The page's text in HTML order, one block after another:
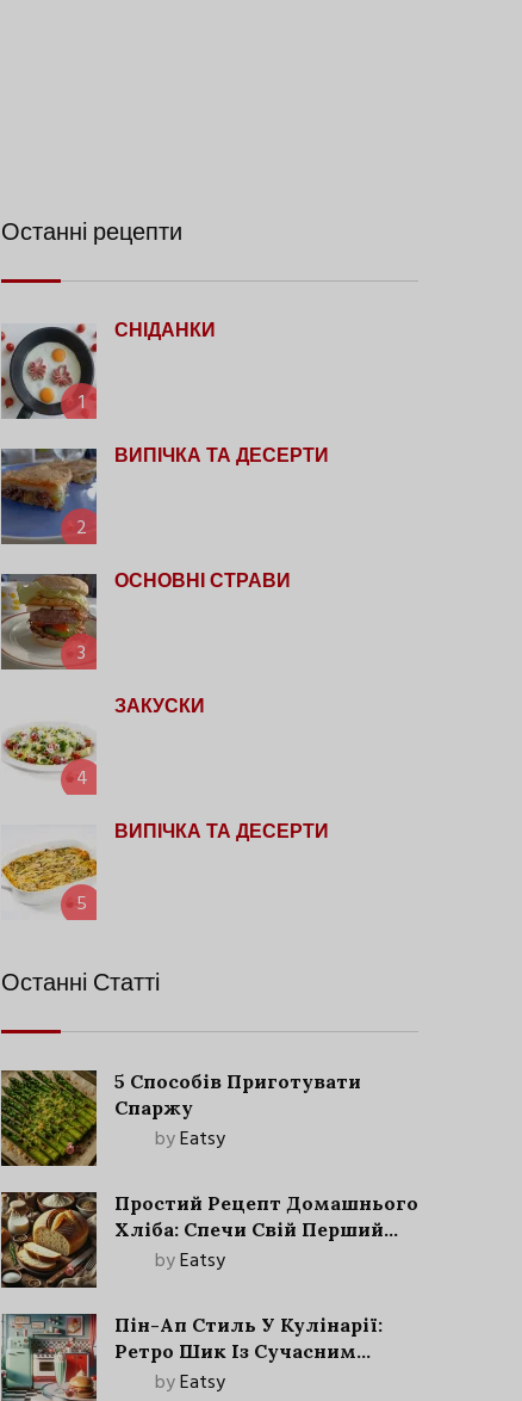
Останні рецепти
1
СНІДАНКИ
2
ВИПІЧКА ТА ДЕСЕРТИ
3
ОСНОВНІ СТРАВИ
4
ЗАКУСКИ
5
ВИПІЧКА ТА ДЕСЕРТИ
Останні Статті
5 Способів Приготувати
Спаржу
byEatsy
Простий Рецепт Домашнього
Хліба: Спечи Свій Перший
Запашний Хліб!
byEatsy
Пін-Ап Стиль У Кулінарії:
Ретро Шик Із Сучасним
Акцентом
byEatsy